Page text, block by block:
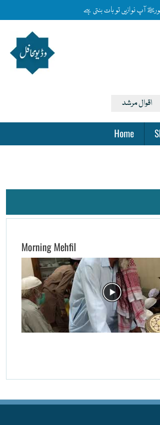
آپ نوازیں تو بات بنتی ہے
اقوال مرشد
Home
Morning Mehfil